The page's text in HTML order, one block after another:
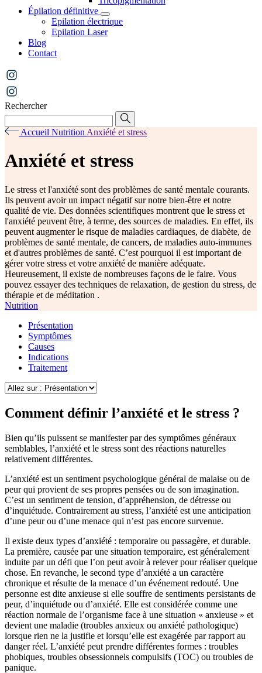
Épilation définitive
Epilation électrique
Epilation Laser
Blog
Contact
Rechercher
Accueil Nutrition Anxiété et stress
Anxiété et stress
Le stress et l'anxiété sont des problèmes de santé mentale courants.
Ils peuvent avoir un impact négatif sur notre bien-être et notre
qualité de vie. Des données scientifiques montrent que le stress et
l'anxiété peuvent être, à terme, des sources de maladies. En effet, ils
peuvent augmenter le risque de maladies cardiaques, de diabète, de
problèmes de santé mentale, de cancers, de maladies auto-immunes
et d'autres problèmes de santé. C’est pourquoi il est important de
gérer votre stress et votre anxiété de manière adéquate.
Heureusement, il existe de nombreuses façons de le faire. Vous
pouvez essayer des techniques de relaxation, de gestion du stress, de
thérapie et de méditation .
Nutrition
Présentation
Symptômes
Causes
Indications
Traitement
Comment définir l’anxiété et le stress ?
Bien qu’ils puissent se manifester par des symptômes généraux
semblables, l’anxiété et le stress sont des réactions naturelles
relativement différentes.
L’anxiété est un sentiment psychologique général de malaise ou de
peur qui provient de ses propres pensées ou de son imagination.
C’est un sentiment de tension, d’appréhension, de détresse ou
d’inquiétude. Contrairement au stress, l’anxiété est une anticipation
d’une peur ou d’une menace qui n’est pas encore survenue.
Il existe deux types d’anxiété : temporaire ou passagère, et durable.
La première, causée par une situation temporaire, est généralement
induite par un défi que l’on peut avoir à relever pour réaliser quelque
chose. En revanche, le second type d’anxiété a un caractère
chronique et résulte de la menace d’un événement redouté. Une
personne est dite anxieuse si elle souffre de sentiments persistants de
peur, d’inquiétude ou d’anxiété. Elle est considérée comme une
réaction normale de l’organisme face à une situation « anxieuse » et
devient une maladie (troubles anxieux ou anxiété pathologique)
lorsque rien ne la justifie et lorsqu’elle est exagérée par rapport au
danger réel. L’anxiété peut prendre différentes formes : troubles
phobiques, troubles obsessionnels compulsifs (TOC) ou troubles de
panique.